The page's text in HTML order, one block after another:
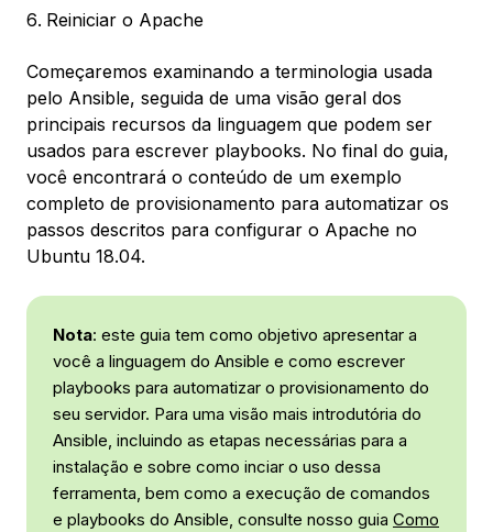
Reiniciar o Apache
Começaremos examinando a terminologia usada
pelo Ansible, seguida de uma visão geral dos
principais recursos da linguagem que podem ser
usados para escrever playbooks. No final do guia,
você encontrará o conteúdo de um exemplo
completo de provisionamento para automatizar os
passos descritos para configurar o Apache no
Ubuntu 18.04.
Nota: este guia tem como objetivo apresentar a
você a linguagem do Ansible e como escrever
playbooks para automatizar o provisionamento do
seu servidor. Para uma visão mais introdutória do
Ansible, incluindo as etapas necessárias para a
instalação e sobre como inciar o uso dessa
ferramenta, bem como a execução de comandos
e playbooks do Ansible, consulte nosso guia Como